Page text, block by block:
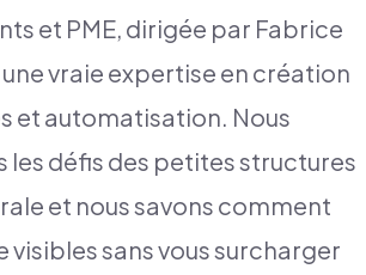
et PME, dirigée par Fabrice
vraie expertise en création
et automatisation. Nous
les défis des petites structures
et nous savons comment
visibles sans vous surcharger